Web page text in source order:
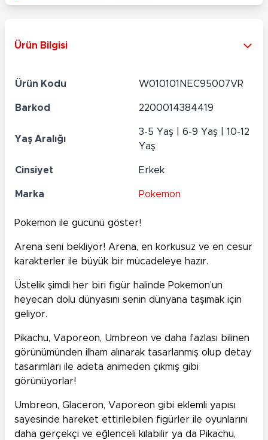
Ürün Bilgisi
Ürün Kodu W010101NEC95007VR
Barkod 2200014384419
Yaş Aralığı
3-5 Yaş | 6-9 Yaş | 10-12
Yaş
Cinsiyet Erkek
Marka Pokemon
Pokemon ile gücünü göster!
Arena seni bekliyor! Arena, en korkusuz ve en cesur
karakterler ile büyük bir mücadeleye hazır.
Üstelik şimdi her biri figür halinde Pokemon’un
heyecan dolu dünyasını senin dünyana taşımak için
geliyor.
Pikachu, Vaporeon, Umbreon ve daha fazlası bilinen
görünümünden ilham alınarak tasarlanmış olup detay
tasarımları ile adeta animeden çıkmış gibi
görünüyorlar!
Umbreon, Glaceron, Vaporeon gibi eklemli yapısı
sayesinde hareket ettirilebilen figürler ile oyunlarını
daha gerçekçi ve eğlenceli kılabilir ya da Pikachu,